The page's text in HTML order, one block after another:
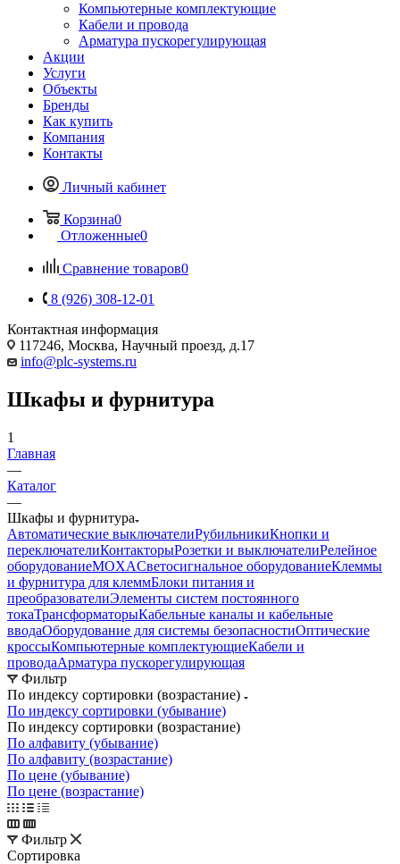
Компьютерные комплектующие
Кабели и провода
Арматура пускорегулирующая
Акции
Услуги
Объекты
Бренды
Как купить
Компания
Контакты
Личный кабинет
Корзина0
Отложенные0
Сравнение товаров0
8 (926) 308-12-01
Контактная информация
117246, Москва, Научный проезд, д.17
info@plc-systems.ru
Шкафы и фурнитура
1
Главная
—
Каталог
—
Шкафы и фурнитура
Автоматические выключателиРубильникиКнопки и
переключателиКонтакторыРозетки и выключателиРелейное
оборудованиеMOXAСветосигнальное оборудованиеКлеммы
и фурнитура для клеммБлоки питания и
преобразователиЭлементы систем постоянного
токаТрансформаторыКабельные каналы и кабельные
вводаОборудование для системы безопасностиОптические
кроссыКомпьютерные комплектующиеКабели и
проводаАрматура пускорегулирующая
Фильтр
По индексу сортировки (возрастание)
По индексу сортировки (убывание)
По индексу сортировки (возрастание)
По алфавиту (убывание)
По алфавиту (возрастание)
По цене (убывание)
По цене (возрастание)
Фильтр
Сортировка